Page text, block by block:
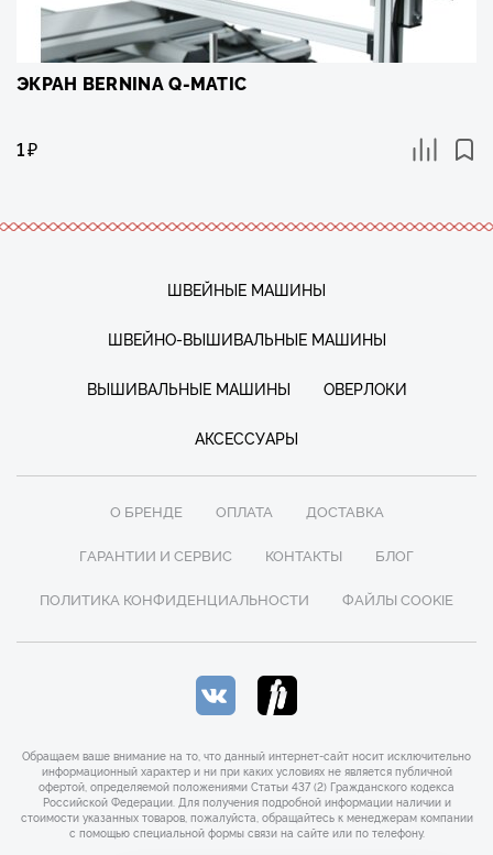
ЭКРАН BERNINA Q-MATIC
1₽
ШВЕЙНЫЕ МАШИНЫ
ШВЕЙНО-ВЫШИВАЛЬНЫЕ МАШИНЫ
ВЫШИВАЛЬНЫЕ МАШИНЫ ОВЕРЛОКИ
АКСЕССУАРЫ
О БРЕНДЕ ОПЛАТА ДОСТАВКА
ГАРАНТИИ И СЕРВИС КОНТАКТЫ БЛОГ
ПОЛИТИКА КОНФИДЕНЦИАЛЬНОСТИ ФАЙЛЫ COOKIE
Обращаем ваше внимание на то, что данный интернет-сайт носит исключительно
информационный характер и ни при каких условиях не является публичной
офертой, определяемой положениями Статьи 437 (2) Гражданского кодекса
Российской Федерации. Для получения подробной информации наличии и
стоимости указанных товаров, пожалуйста, обращайтесь к менеджерам компании
с помощью специальной формы связи на сайте или по телефону.